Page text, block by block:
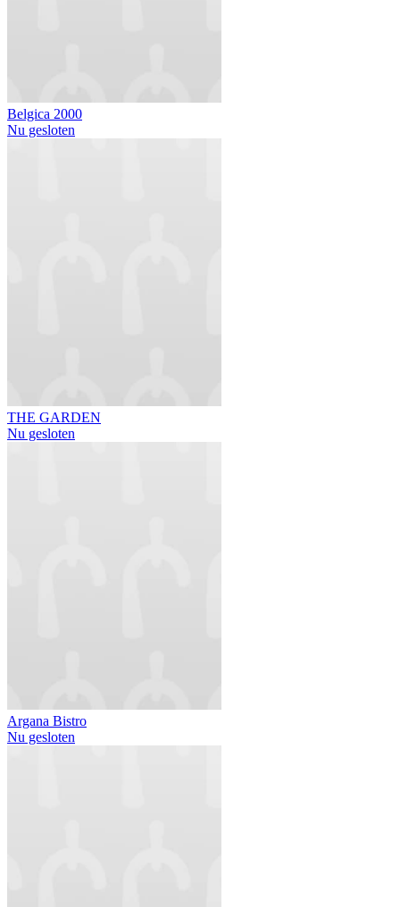
Belgica 2000
Nu gesloten
THE GARDEN
Nu gesloten
Argana Bistro
Nu gesloten